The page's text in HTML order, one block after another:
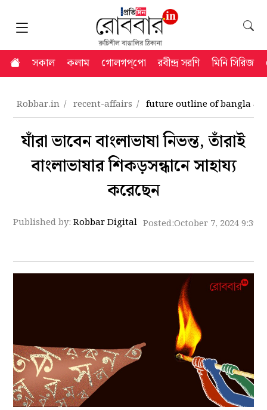
সকাল কলাম গোলগপ্‌পো রবীন্দ্র সরণি মিনি সিরিজ
Robbar.in recent-affairs future outline of bangla as
যাঁরা ভাবেন বাংলাভাষা নিভন্ত, তাঁরাই
বাংলাভাষার শিকড়সন্ধানে সাহায্য
করেছেন
Published by:Robbar Digital Posted:October 7, 2024 9:39